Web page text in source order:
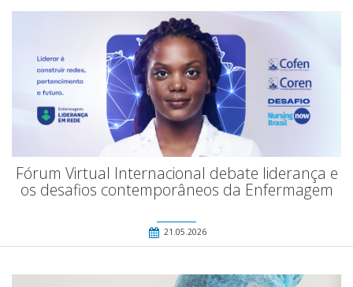
Fórum Virtual Internacional debate liderança e
os desafios contemporâneos da Enfermagem
21.05.2026